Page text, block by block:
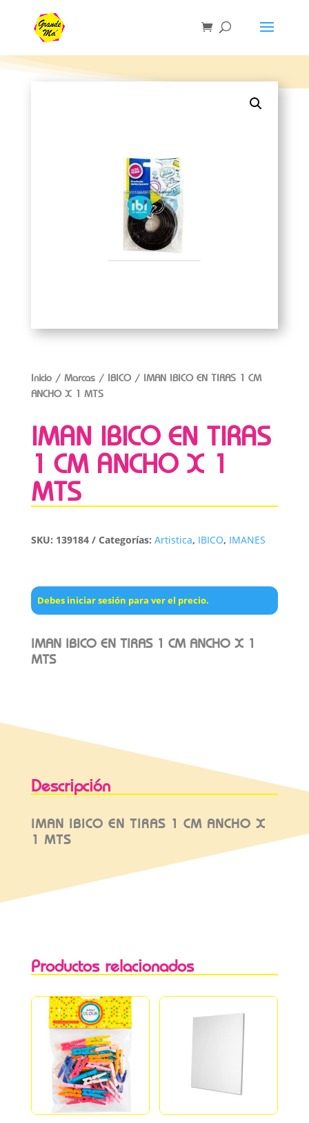
Inicio/ Marcas/ IBICO/ IMAN IBICO EN TIRAS 1 CM
ANCHO X 1 MTS
IMAN IBICO EN TIRAS
1 CM ANCHO X 1
MTS
SKU: 139184 Categorías: Artistica, IBICO, IMANES
Debes iniciar sesión para ver el precio.
IMAN IBICO EN TIRAS 1 CM ANCHO X 1
MTS
Descripción
IMAN IBICO EN TIRAS 1 CM ANCHO X
1 MTS
Productos relacionados